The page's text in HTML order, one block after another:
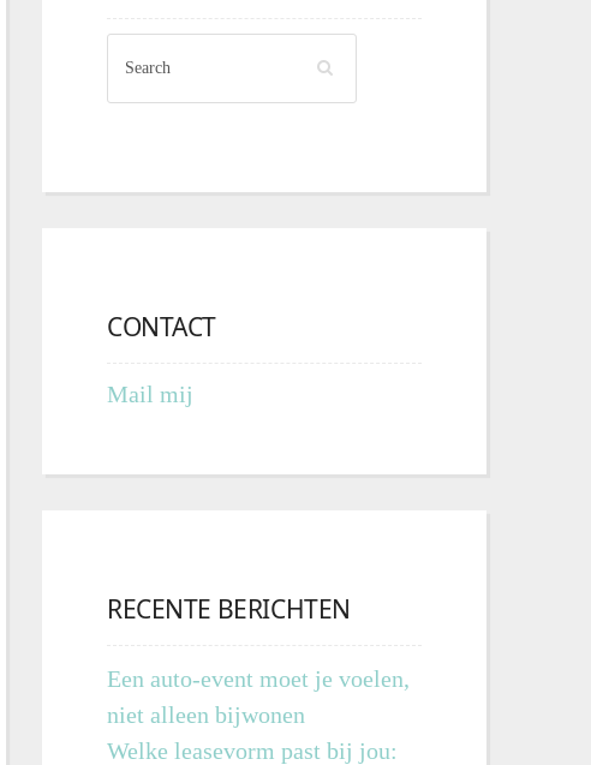
CONTACT
Mail mij
RECENTE BERICHTEN
Een auto-event moet je voelen,
niet alleen bijwonen
Welke leasevorm past bij jou: